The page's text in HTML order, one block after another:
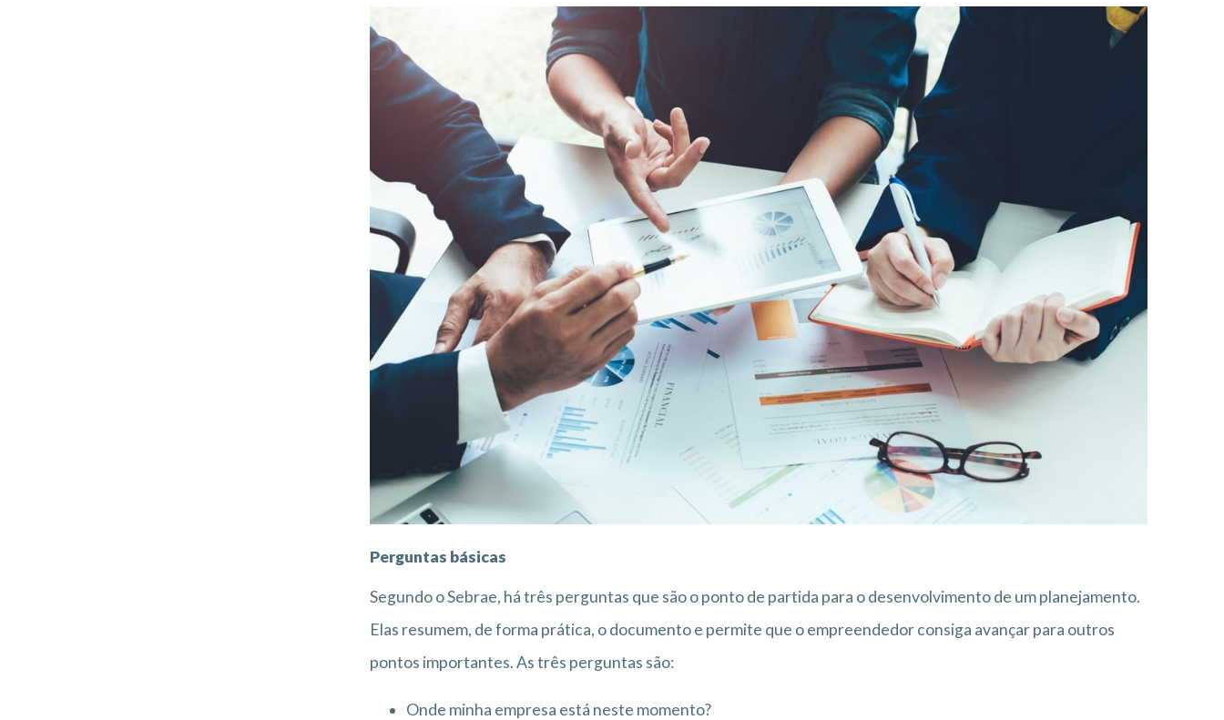
Perguntas básicas
Segundo o Sebrae, há três perguntas que são o ponto de partida para o desenvolvimento de um planejamento.
Elas resumem, de forma prática, o documento e permite que o empreendedor consiga avançar para outros
pontos importantes. As três perguntas são:
Onde minha empresa está neste momento?